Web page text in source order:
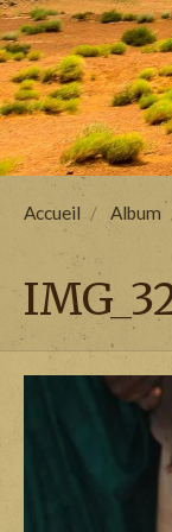
Accueil Album